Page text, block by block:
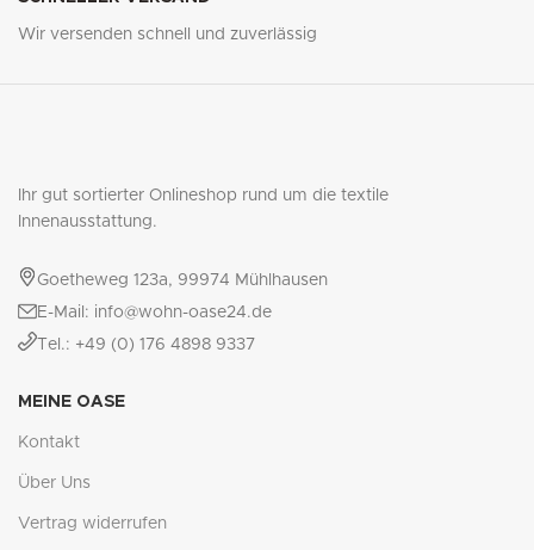
Wir versenden schnell und zuverlässig
Ihr gut sortierter Onlineshop rund um die textile
Innenausstattung.
Goetheweg 123a, 99974 Mühlhausen
E-Mail: info@wohn-oase24.de
Tel.: +49 (0) 176 4898 9337
MEINE OASE
Kontakt
Über Uns
Vertrag widerrufen